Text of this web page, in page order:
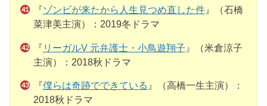
『ゾンビが来たから人生見つめ直した件』（石橋
菜津美主演）：2019冬ドラマ
『 リーガルV 元弁護士・小鳥遊翔子 』（米倉涼子
主演）：2018秋ドラマ
『僕らは奇跡でできている 』（高橋一生主演）：
2018秋ドラマ